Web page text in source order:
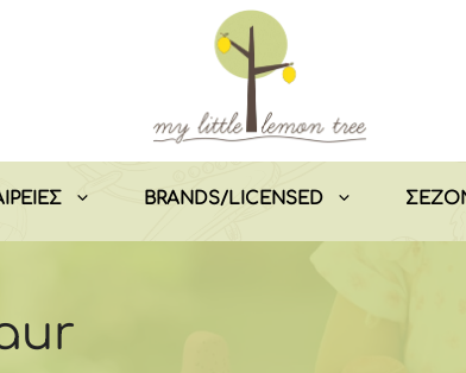
BRANDS/LICENSED